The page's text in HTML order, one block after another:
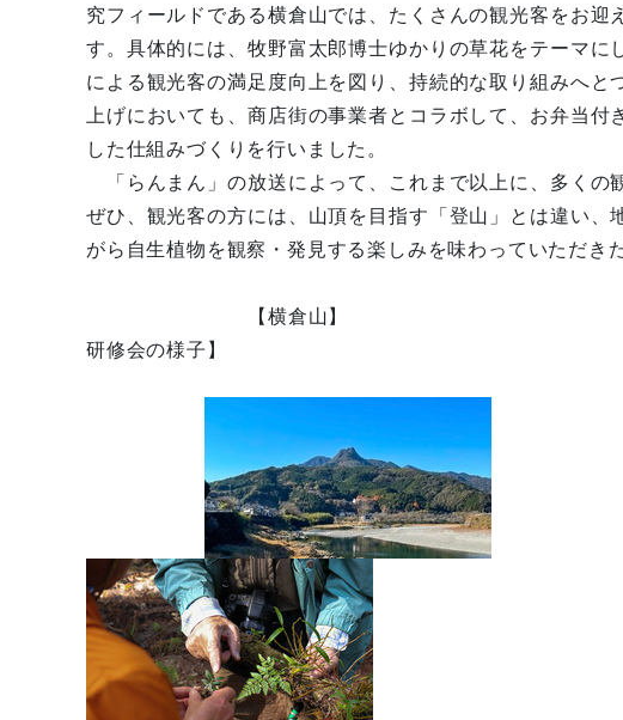
究フィールドである横倉山では、たくさんの観光客をお
す。具体的には、牧野富太郎博士ゆかりの草花をテーマ
による観光客の満足度向上を図り、持続的な取り組みへ
上げにおいても、商店街の事業者とコラボして、お弁当
した仕組みづくりを行いました。
「らんまん」の放送によって、これまで以上に、多くの
ぜひ、観光客の方には、山頂を目指す「登山」とは違い
がら自生植物を観察・発見する楽しみを味わっていただき
【横倉山】 【よコジ
研修会の様子】